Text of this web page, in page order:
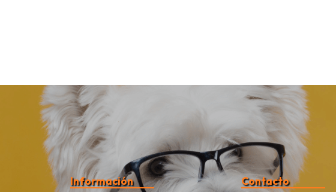
Información Contacto